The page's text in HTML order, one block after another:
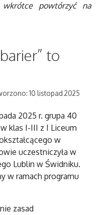
powtórzyć na
to
10 listopad 2025
2025 r. grupa 40
klas I-III z I Liceum
w
uczestniczyła w
Lublin w Świdniku.
w ramach programu
zasad